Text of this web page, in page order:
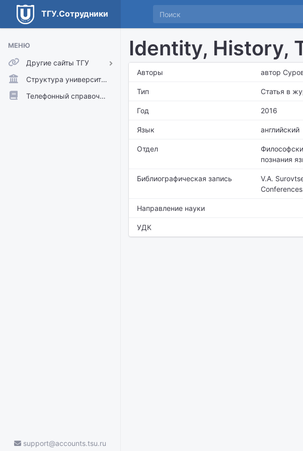
ТГУ.Сотрудники
МЕНЮ
Другие сайты ТГУ
ТГУ.Аккаунты
ТГУ.Расписание
Структура университета
Телефонный справочник
support@accounts.tsu.ru
Identity, History,
Авторы автор
Тип Статья в
Год 2016
Язык английский
Отдел
познания
Библиографическая запись
V.A.
Направление науки
УДК